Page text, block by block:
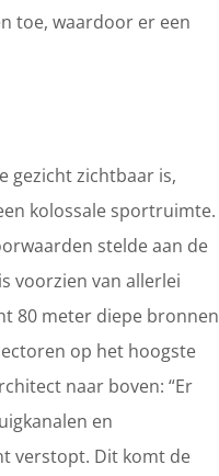
toe, waardoor er een
gezicht zichtbaar is,
kolossale sportruimte.
stelde aan de
voorzien van allerlei
80 meter diepe bronnen
op het hoogste
naar boven: “Er
en
verstopt. Dit komt de